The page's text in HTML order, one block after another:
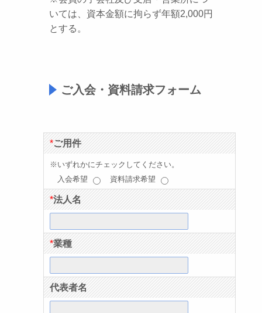
いては、資本金額に拘らず年額2,000円
とする。
ご入会・資料請求フォーム
*ご用件
※いずれかにチェックしてください。
入会希望
資料請求希望
*法人名
*業種
代表者名